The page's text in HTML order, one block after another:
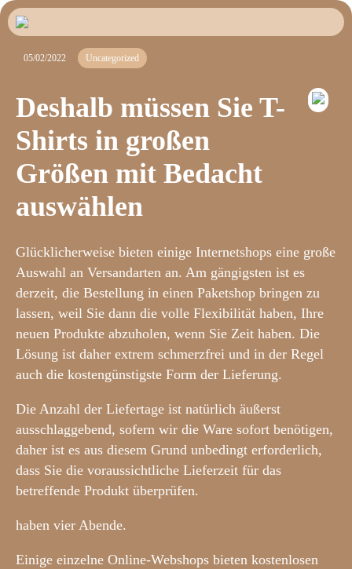
05/02/2022 Uncategorized
Deshalb müssen Sie T-
Shirts in großen
Größen mit Bedacht
auswählen
Glücklicherweise bieten einige Internetshops eine große
Auswahl an Versandarten an. Am gängigsten ist es
derzeit, die Bestellung in einen Paketshop bringen zu
lassen, weil Sie dann die volle Flexibilität haben, Ihre
neuen Produkte abzuholen, wenn Sie Zeit haben. Die
Lösung ist daher extrem schmerzfrei und in der Regel
auch die kostengünstigste Form der Lieferung.
Die Anzahl der Liefertage ist natürlich äußerst
ausschlaggebend, sofern wir die Ware sofort benötigen,
daher ist es aus diesem Grund unbedingt erforderlich,
dass Sie die voraussichtliche Lieferzeit für das
betreffende Produkt überprüfen.
haben vier Abende.
Einige einzelne Online-Webshops bieten kostenlosen